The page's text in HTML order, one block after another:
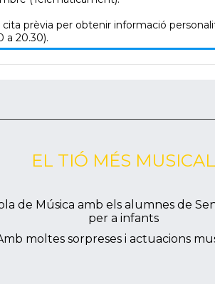
prèvia per obtenir informació
a 20.30).
EL TIÓ MÉS MUSICAL
de Música amb els alumnes de
per a infants
moltes sorpreses i actuacions